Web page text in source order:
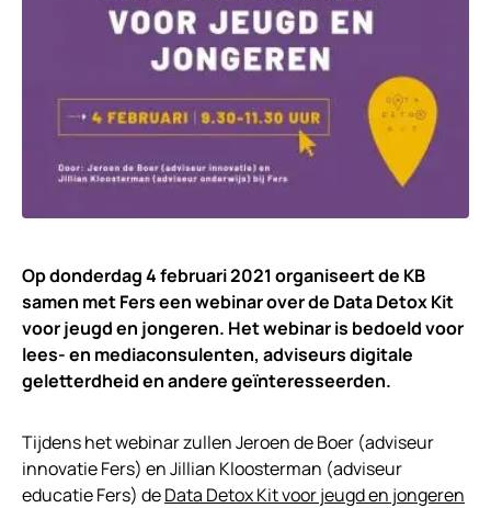
Op donderdag 4 februari 2021 organiseert de KB
samen met Fers een webinar over de Data Detox Kit
voor jeugd en jongeren. Het webinar is bedoeld voor
lees- en mediaconsulenten, adviseurs digitale
geletterdheid en andere geïnteresseerden.
Tijdens het webinar zullen Jeroen de Boer (adviseur
innovatie Fers) en Jillian Kloosterman (adviseur
educatie Fers) deData Detox Kit voor jeugd en jongeren